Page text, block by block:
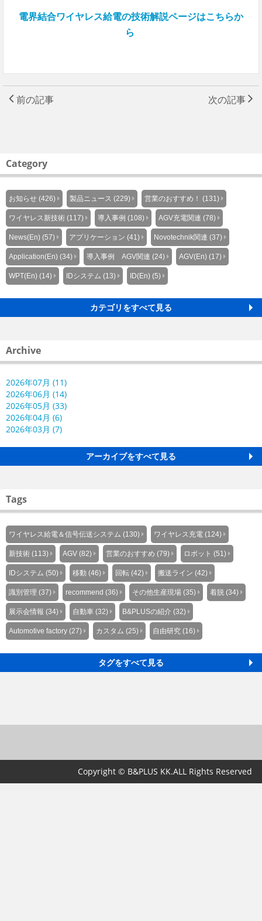
電界結合ワイヤレス給電の技術解説ページはこちらか
ら
前の記事 次の記事
Category
お知らせ (426) 製品ニュース (229) 営業のおすすめ！ (131)
ワイヤレス新技術 (117) 導入事例 (108) AGV充電関連 (78)
News(En) (57) アプリケーション (41) Novotechnik関連 (37)
Application(En) (34) 導入事例 AGV関連 (24) AGV(En) (17)
WPT(En) (14) IDシステム (13) ID(En) (5)
カテゴリをすべて見る
Archive
2026年07月 (11)
2026年06月 (14)
2026年05月 (33)
2026年04月 (6)
2026年03月 (7)
アーカイブをすべて見る
Tags
ワイヤレス給電＆信号伝送システム (130) ワイヤレス充電 (124)
新技術 (113) AGV (82) 営業のおすすめ (79) ロボット (51)
IDシステム (50) 移動 (46) 回転 (42) 搬送ライン (42)
識別管理 (37) recommend (36) その他生産現場 (35) 着脱 (34)
展示会情報 (34) 自動車 (32) B&PLUSの紹介 (32)
Automotive factory (27) カスタム (25) 自由研究 (16)
タグをすべて見る
Copyright © B&PLUS KK.ALL Rights Reserved